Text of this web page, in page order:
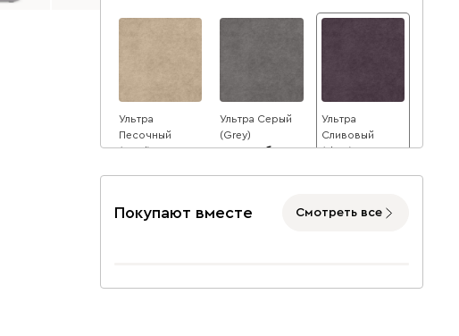
Ультра
Песочный
(Sand)
Ультра Серый
(Grey)
2611
Ультра
Сливовый
(Plum)
Покупают вместе Смотреть все